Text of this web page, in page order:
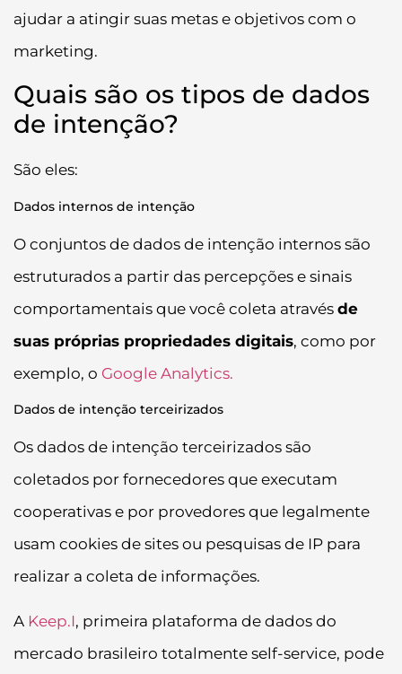
ajudar a atingir suas metas e objetivos com o
marketing.
Quais são os tipos de dados
de intenção?
São eles:
Dados internos de intenção
O conjuntos de dados de intenção internos são
estruturados a partir das percepções e sinais
comportamentais que você coleta através de
suas próprias propriedades digitais, como por
exemplo, o Google Analytics.
Dados de intenção terceirizados
Os dados de intenção terceirizados são
coletados por fornecedores que executam
cooperativas e por provedores que legalmente
usam cookies de sites ou pesquisas de IP para
realizar a coleta de informações.
A Keep.I, primeira plataforma de dados do
mercado brasileiro totalmente self-service, pode